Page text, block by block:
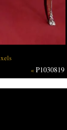
« P1030819